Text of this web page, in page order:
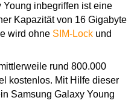
Young inbegriffen ist eine
Kapazität von 16 Gigabyte
wird ohne SIM-Lockund
rund 800.000
kostenlos. Mit Hilfe dieser
Samsung Galaxy Young